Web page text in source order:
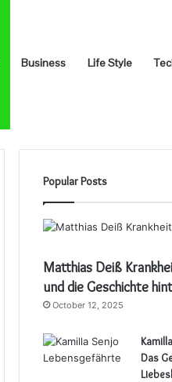
Business Life Style
Popular Posts
Matthias Deiß
und die Geschichte
October 12, 2025
Das